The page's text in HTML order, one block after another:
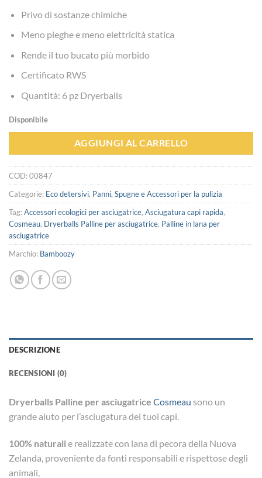
Privo di sostanze chimiche
Meno pieghe e meno elettricità statica
Rende il tuo bucato più morbido
Certificato RWS
Quantità: 6 pz Dryerballs
Disponibile
AGGIUNGI AL CARRELLO
COD:00847
Categorie: Eco detersivi, Panni, Spugne e Accessori per la pulizia
Tag:Accessori ecologici per asciugatrice, Asciugatura capi rapida,
Cosmeau, Dryerballs Palline per asciugatrice, Palline in lana per
asciugatrice
Marchio: Bamboozy
DESCRIZIONE
RECENSIONI (0)
Dryerballs Palline per asciugatrice Cosmeau sono un
grande aiuto per l’asciugatura dei tuoi capi.
100% naturalie realizzate con lana di pecora della Nuova
Zelanda, proveniente da fonti responsabili e rispettose degli
animali,